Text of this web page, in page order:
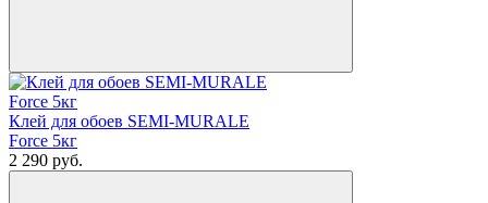
Клей для обоев SEMI-MURALE
Force 5кг
2 290 руб.